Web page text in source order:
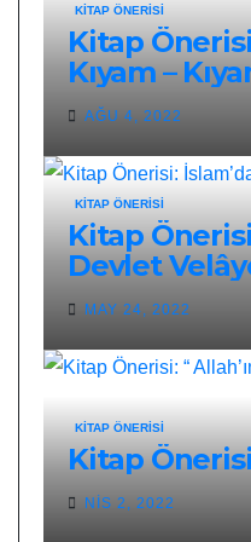
KITAP ÖNERISI
Kitap
Kıyam –
AĞU 4, 2022
KITAP ÖNERISI
Kitap
Devlet
MAY 24, 2022
KITAP ÖNERISI
Kitap Önerisi:
NIS 2, 2022